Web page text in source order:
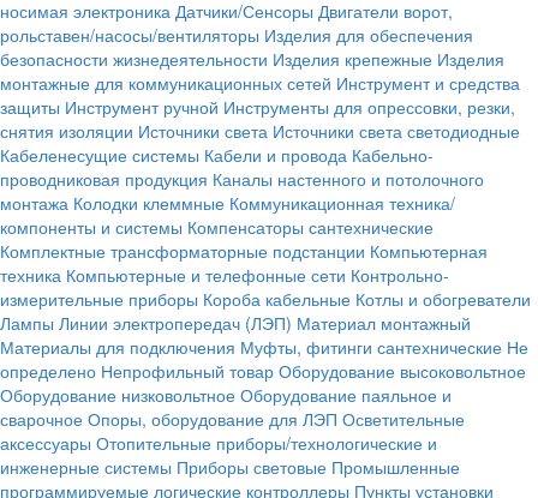
носимая электроника Датчики/Сенсоры Двигатели ворот,
рольставен/насосы/вентиляторы Изделия для обеспечения
безопасности жизнедеятельности Изделия крепежные Изделия
монтажные для коммуникационных сетей Инструмент и средства
защиты Инструмент ручной Инструменты для опрессовки, резки,
снятия изоляции Источники света Источники света светодиодные
Кабеленесущие системы Кабели и провода Кабельно-
проводниковая продукция Каналы настенного и потолочного
монтажа Колодки клеммные Коммуникационная техника/
компоненты и системы Компенсаторы сантехнические
Комплектные трансформаторные подстанции Компьютерная
техника Компьютерные и телефонные сети Контрольно-
измерительные приборы Короба кабельные Котлы и обогреватели
Лампы Линии электропередач (ЛЭП) Материал монтажный
Материалы для подключения Муфты, фитинги сантехнические Не
определено Непрофильный товар Оборудование высоковольтное
Оборудование низковольтное Оборудование паяльное и
сварочное Опоры, оборудование для ЛЭП Осветительные
аксессуары Отопительные приборы/технологические и
инженерные системы Приборы световые Промышленные
программируемые логические контроллеры Пункты установки